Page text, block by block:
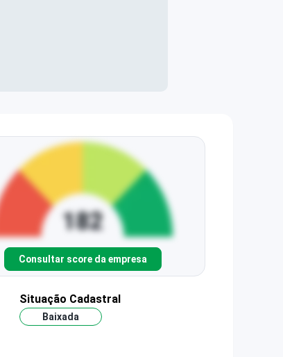
Consultar score da empresa
Situação Cadastral
Baixada